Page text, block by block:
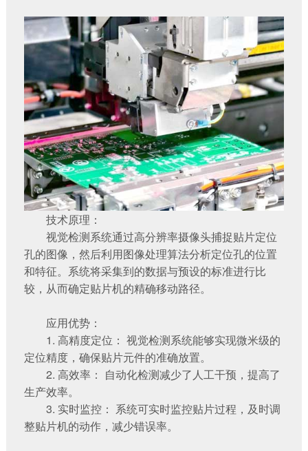
技术原理：
视觉检测系统通过高分辨率摄像头捕捉贴片定位
孔的图像，然后利用图像处理算法分析定位孔的位置
和特征。系统将采集到的数据与预设的标准进行比
较，从而确定贴片机的精确移动路径。
应用优势：
1. 高精度定位： 视觉检测系统能够实现微米级的
定位精度，确保贴片元件的准确放置。
2. 高效率： 自动化检测减少了人工干预，提高了
生产效率。
3. 实时监控： 系统可实时监控贴片过程，及时调
整贴片机的动作，减少错误率。